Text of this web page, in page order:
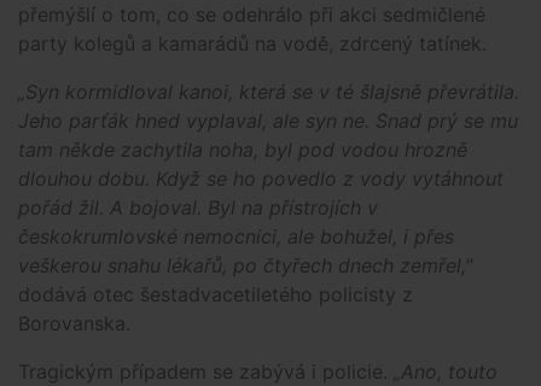
přemýšlí o tom, co se odehrálo při akci sedmičlené
party kolegů a kamarádů na vodě, zdrcený tatínek.
„Syn kormidloval kanoi, která se v té šlajsně převrátila.
Jeho parťák hned vyplaval, ale syn ne. Snad prý se mu
tam někde zachytila noha, byl pod vodou hrozně
dlouhou dobu. Když se ho povedlo z vody vytáhnout
pořád žil. A bojoval. Byl na přístrojích v
českokrumlovské nemocnici, ale bohužel, i přes
veškerou snahu lékařů, po čtyřech dnech zemřel,"
dodává otec šestadvacetiletého policisty z
Borovanska.
Tragickým případem se zabývá i policie.
„Ano, touto